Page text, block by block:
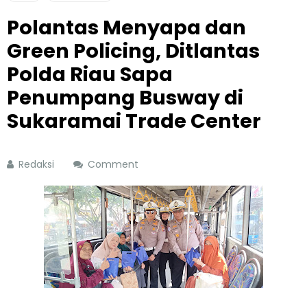
Polantas Menyapa dan
Green Policing, Ditlantas
Polda Riau Sapa
Penumpang Busway di
Sukaramai Trade Center
Redaksi Comment